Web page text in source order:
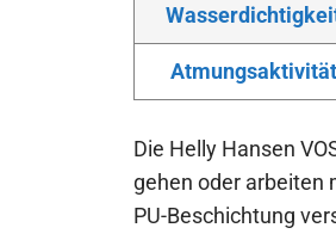
Atmungsaktivität
Die Helly Hansen
gehen oder arbeiten
PU-Beschichtung